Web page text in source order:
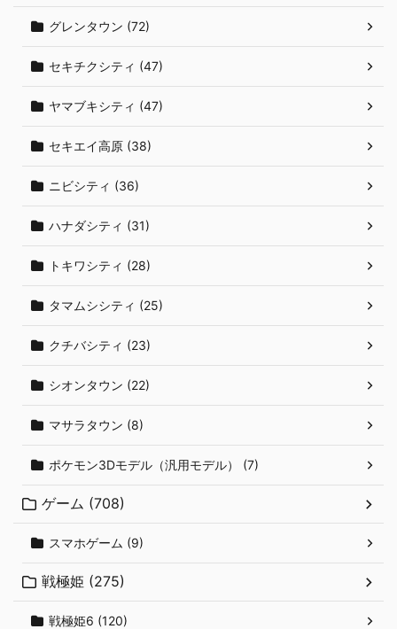
グレンタウン (72)
セキチクシティ (47)
ヤマブキシティ (47)
セキエイ高原 (38)
ニビシティ (36)
ハナダシティ (31)
トキワシティ (28)
タマムシシティ (25)
クチバシティ (23)
シオンタウン (22)
マサラタウン (8)
ポケモン3Dモデル（汎用モデル） (7)
ゲーム (708)
スマホゲーム (9)
戦極姫 (275)
戦極姫6 (120)